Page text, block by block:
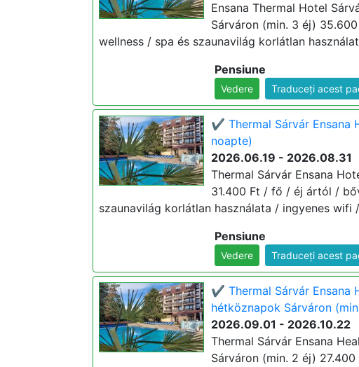
Ensana Thermal Hotel
Sárváron (min. 3 éj)
wellness / spa és szaunavilág korlátlan
Pensiune
Vedere Traduceți acest
✔️ Thermal Sárvár Ensana
noapte)
2026.06.19 - 2026.08.31
Thermal Sárvár Ensana
31.400 Ft / fő / éj ártól /
szaunavilág korlátlan használata / ingyenes wifi /
Pensiune
Vedere Traduceți acest
✔️ Thermal Sárvár Ensana
hétköznapok Sárváron
2026.09.01 - 2026.10.22
Thermal Sárvár Ensana
Sárváron (min. 2 éj)